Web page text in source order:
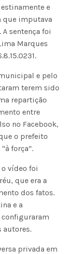
e
que imputava
sentença foi
Marques
e pelo
terem sido
repartição
entre
no Facebook,
o prefeito
força”.
vídeo foi
que era a
dos fatos.
e a
autores.
privada em